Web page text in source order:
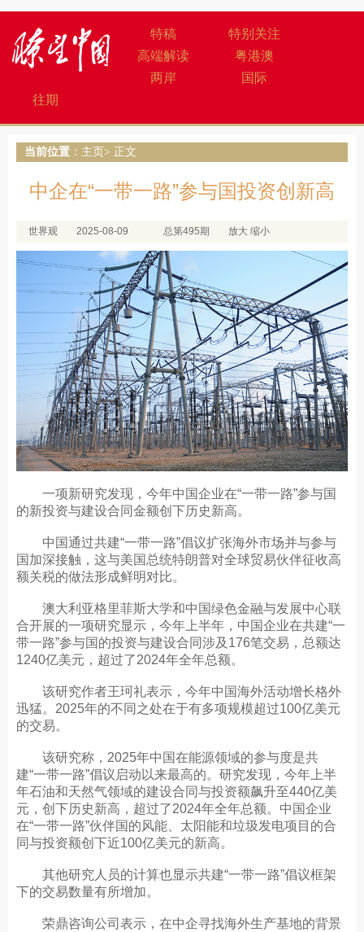
特稿
特别关注
高端解读
粤港澳
两岸
国际
往期
当前位置 ： 主页 > 正文
中企在“一带一路”参与国投资创新高
世界观 2025-08-09 总第495期 放大 缩小
一项新研究发现，今年中国企业在“一带一路”参与国
的新投资与建设合同金额创下历史新高。
中国通过共建“一带一路”倡议扩张海外市场并与参与
国加深接触，这与美国总统特朗普对全球贸易伙伴征收高
额关税的做法形成鲜明对比。
澳大利亚格里菲斯大学和中国绿色金融与发展中心联
合开展的一项研究显示，今年上半年，中国企业在共建“一
带一路”参与国的投资与建设合同涉及176笔交易，总额达
1240亿美元，超过了2024年全年总额。
该研究作者王珂礼表示，今年中国海外活动增长格外
迅猛。2025年的不同之处在于有多项规模超过100亿美元
的交易。
该研究称，2025年中国在能源领域的参与度是共
建“一带一路”倡议启动以来最高的。研究发现，今年上半
年石油和天然气领域的建设合同与投资额飙升至440亿美
元，创下历史新高，超过了2024年全年总额。中国企业
在“一带一路”伙伴国的风能、太阳能和垃圾发电项目的合
同与投资额创下近100亿美元的新高。
其他研究人员的计算也显示共建“一带一路”倡议框架
下的交易数量有所增加。
荣鼎咨询公司表示，在中企寻找海外生产基地的背景